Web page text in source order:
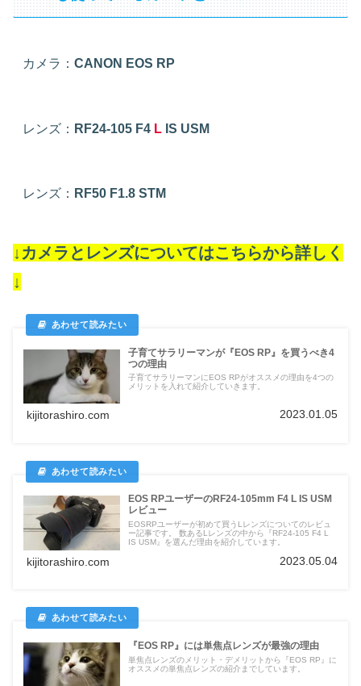
カメラ： CANON EOS RP
レンズ： RF24-105 F4 L IS USM
レンズ： RF50 F1.8 STM
↓カメラとレンズについてはこちらから詳しく
↓
子育てサラリーマンが『EOS RP』を買うべき4
つの理由
子育てサラリーマンにEOS RPがオススメの理由を4つの
メリットを入れて紹介していきます。
kijitorashiro.com 2023.01.05
EOS RPユーザーのRF24-105mm F4 L IS USM
レビュー
EOSRPユーザーが初めて買うLレンズについてのレビュ
ー記事です。 数あるLレンズの中から『RF24-105 F4 L
IS USM』を選んだ理由を紹介しています。
kijitorashiro.com 2023.05.04
『EOS RP』には単焦点レンズが最強の理由
単焦点レンズのメリット・デメリットから『EOS RP』に
オススメの単焦点レンズの紹介までしています。